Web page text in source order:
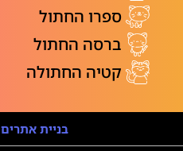
ספרו החתול
ברסה החתול
קטיה החתולה
בניית אתרים